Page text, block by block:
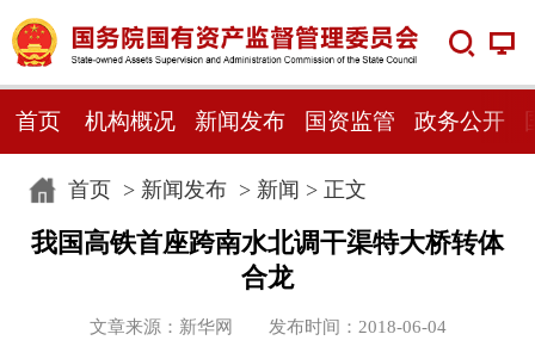
首页 机构概况 新闻发布 国资监管 政务公开
首页> 新闻发布> 新闻 > 正文
我国高铁首座跨南水北调干渠特大桥转体
合龙
文章来源：新华网 发布时间：2018-06-04